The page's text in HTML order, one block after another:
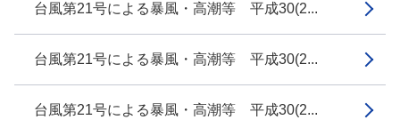
台風第21号による暴風・高潮等 平成30(2...
台風第21号による暴風・高潮等 平成30(2...
台風第21号による暴風・高潮等 平成30(2...